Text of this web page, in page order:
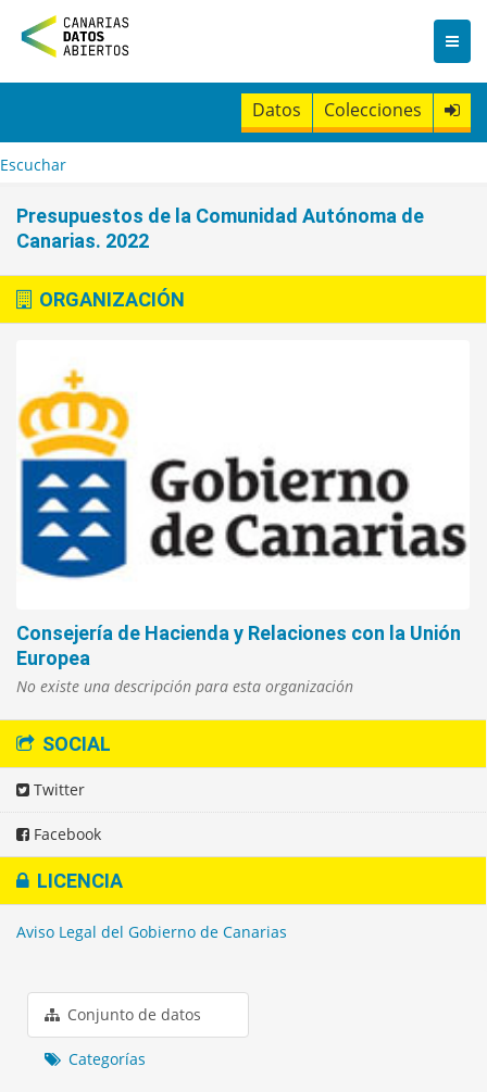
n
t
o
Datos Colecciones
Escuchar
Presupuestos de la Comunidad Autónoma de
Canarias. 2022
ORGANIZACIÓN
Consejería de Hacienda y Relaciones con la Unión
Europea
No existe una descripción para esta organización
SOCIAL
Twitter
Facebook
LICENCIA
Aviso Legal del Gobierno de Canarias
Conjunto de datos
Categorías